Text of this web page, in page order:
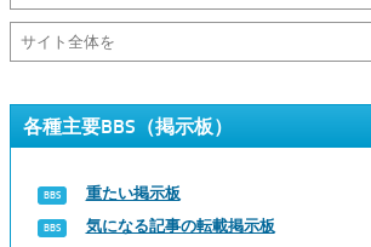
各種主要BBS（掲示板）
重たい掲示板
気になる記事の転載掲示板